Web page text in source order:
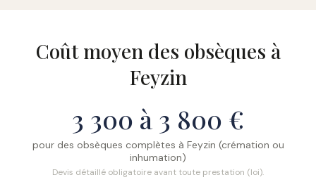
Coût moyen des obsèques à
Feyzin
3 300 à 3 800 €
pour des obsèques complètes à Feyzin (crémation ou
inhumation)
Devis détaillé obligatoire avant toute prestation (loi).